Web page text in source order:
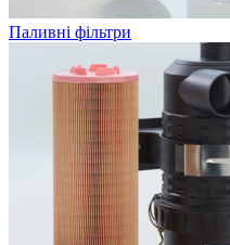
Паливні фільтри